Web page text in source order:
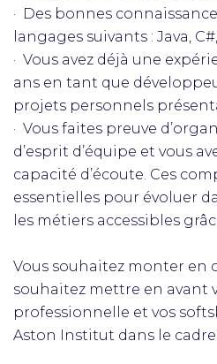
· Des bonnes
langages suivants : Java,
· Vous avez déjà une
ans en tant que
projets personnels
· Vous faites preuve
d’esprit d’équipe et vous
capacité d’écoute. Ces
essentielles pour évoluer
les métiers accessibles
Vous souhaitez monter en
souhaitez mettre en avant
professionnelle et vos
Aston Institut dans le